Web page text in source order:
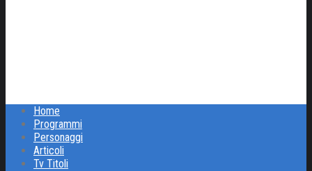
Home
Programmi
Personaggi
Articoli
Tv Titoli